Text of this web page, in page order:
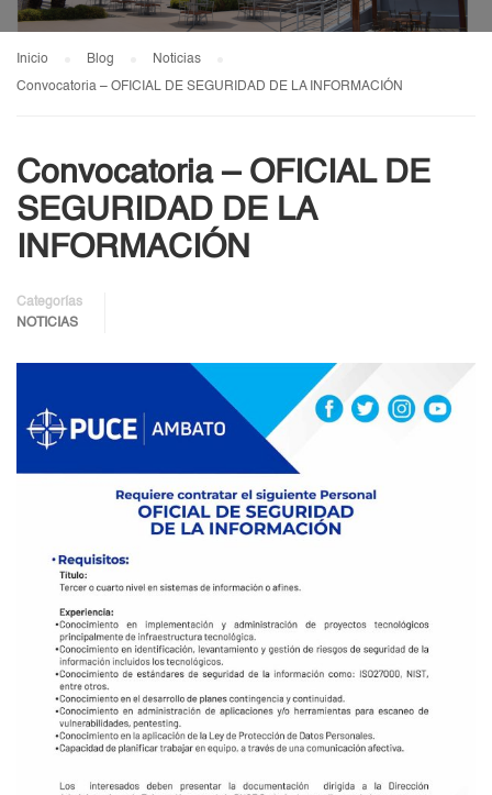
Inicio Blog Noticias
Convocatoria – OFICIAL DE SEGURIDAD DE LA INFORMACIÓN
Convocatoria – OFICIAL DE
SEGURIDAD DE LA
INFORMACIÓN
Categorías
NOTICIAS